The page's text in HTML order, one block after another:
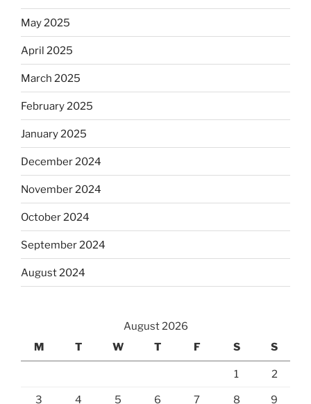
May 2025
April 2025
March 2025
February 2025
January 2025
December 2024
November 2024
October 2024
September 2024
August 2024
August 2026
M
T W T F S S
1 2
3 4 5 6 7 8 9